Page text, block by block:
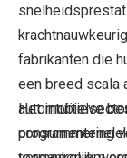
fabrikanten die
een breed scala
Het intuïtieve
programmering